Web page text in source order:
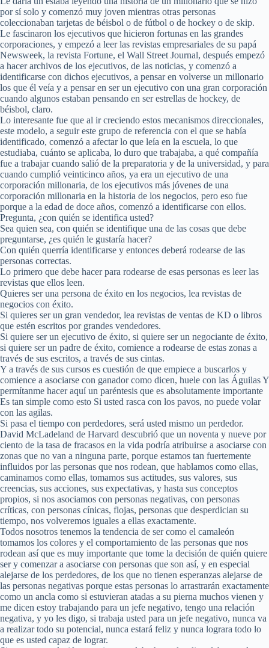
por sí solo y comenzó muy joven mientras otras personas
coleccionaban tarjetas de béisbol o de fútbol o de hockey o de skip.
Le fascinaron los ejecutivos que hicieron fortunas en las grandes
corporaciones, y empezó a leer las revistas empresariales de su papá
Newsweek, la revista Fortune, el Wall Street Journal, después empezó
a hacer archivos de los ejecutivos, de las noticias, y comenzó a
identificarse con dichos ejecutivos, a pensar en volverse un millonario
los que él veía y a pensar en ser un ejecutivo con una gran corporación
cuando algunos estaban pensando en ser estrellas de hockey, de
béisbol, claro.
Lo interesante fue que al ir creciendo estos mecanismos direccionales,
este modelo, a seguir este grupo de referencia con el que se había
identificado, comenzó a afectar lo que leía en la escuela, lo que
estudiaba, cuánto se aplicaba, lo duro que trabajaba, a qué compañía
fue a trabajar cuando salió de la preparatoria y de la universidad, y para
cuando cumplió veinticinco años, ya era un ejecutivo de una
corporación millonaria, de los ejecutivos más jóvenes de una
corporación millonaria en la historia de los negocios, pero eso fue
porque a la edad de doce años, comenzó a identificarse con ellos.
Pregunta, ¿con quién se identifica usted?
Sea quien sea, con quién se identifique una de las cosas que debe
preguntarse, ¿es quién le gustaría hacer?
Con quién querría identificarse y entonces deberá rodearse de las
personas correctas.
Lo primero que debe hacer para rodearse de esas personas es leer las
revistas que ellos leen.
Quieres ser una persona de éxito en los negocios, lea revistas de
negocios con éxito.
Si quieres ser un gran vendedor, lea revistas de ventas de KD o libros
que estén escritos por grandes vendedores.
Si quiere ser un ejecutivo de éxito, si quiere ser un negociante de éxito,
si quiere ser un padre de éxito, comience a rodearse de estas zonas a
través de sus escritos, a través de sus cintas.
Y a través de sus cursos es cuestión de que empiece a buscarlos y
comience a asociarse con ganador como dicen, huele con las Águilas Y
permítanme hacer aquí un paréntesis que es absolutamente importante
Es tan simple como esto Si usted rasca con los pavos, no puede volar
con las agilas.
Si pasa el tiempo con perdedores, será usted mismo un perdedor.
David McLadeland de Harvard descubrió que un noventa y nueve por
ciento de la tasa de fracasos en la vida podría atribuirse a asociarse con
zonas que no van a ninguna parte, porque estamos tan fuertemente
influidos por las personas que nos rodean, que hablamos como ellas,
caminamos como ellas, tomamos sus actitudes, sus valores, sus
creencias, sus acciones, sus expectativas, y hasta sus conceptos
propios, si nos asociamos con personas negativas, con personas
críticas, con personas cínicas, flojas, personas que desperdician su
tiempo, nos volveremos iguales a ellas exactamente.
Todos nosotros tenemos la tendencia de ser como el camaleón
tomamos los colores y el comportamiento de las personas que nos
rodean así que es muy importante que tome la decisión de quién quiere
ser y comenzar a asociarse con personas que son así, y en especial
alejarse de los perdedores, de los que no tienen esperanzas alejarse de
las personas negativas porque estas personas lo arrastrarán exactamente
como un ancla como si estuvieran atadas a su pierna muchos vienen y
me dicen estoy trabajando para un jefe negativo, tengo una relación
negativa, y yo les digo, si trabaja usted para un jefe negativo, nunca va
a realizar todo su potencial, nunca estará feliz y nunca lograra todo lo
que es usted capaz de lograr.